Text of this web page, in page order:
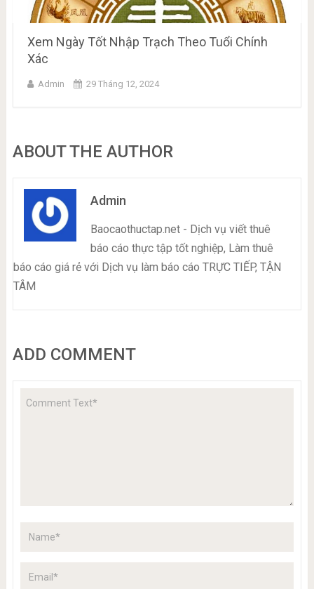
Xem Ngày Tốt Nhập Trạch Theo Tuổi Chính
Xác
Admin 29 Tháng 12, 2024
ABOUT THE AUTHOR
Admin
Baocaothuctap.net - Dịch vụ viết thuê
báo cáo thực tập tốt nghiệp, Làm thuê
báo cáo giá rẻ với Dịch vụ làm báo cáo TRỰC TIẾP, TẬN
TÂM
ADD COMMENT